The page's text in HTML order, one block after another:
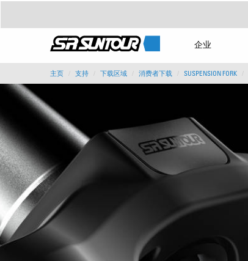
企业
主页 支持 下载区域 消费者下载 SUSPENSION FORK